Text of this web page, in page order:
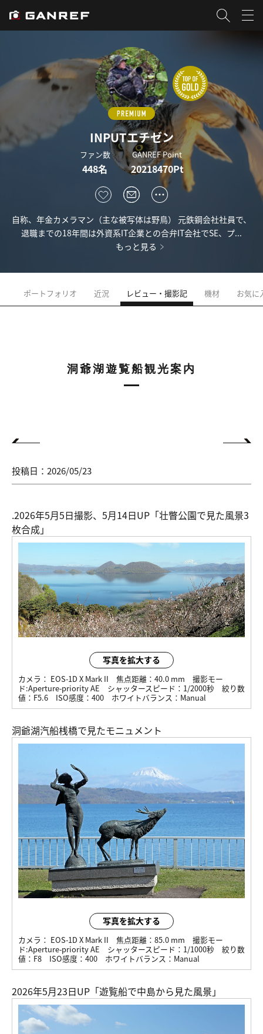
INPUTエチゼン
ファン数
448名
GANREF Point
20218470Pt
自称、年金カメラマン（主な被写体は野鳥） 元鉄鋼会社社員で、
退職までの18年間は外資系IT企業との合弁IT会社でSE、プ...
もっと見る
ポートフォリオ 近況 レビュー・撮影記 機材 お気に
洞爺湖遊覧船観光案内
投稿日：2026/05/23
.2026年5月5日撮影、5月14日UP「壮瞥公園で見た風景3
枚合成」
写真を拡大する
カメラ： EOS-1D X Mark II 焦点距離： 40.0 mm
撮影モー
ド:Aperture-priority AE シャッタースピード： 1/2000秒
絞り数
値： F5.6 ISO感度： 400 ホワイトバランス： Manual
洞爺湖汽船桟橋で見たモニュメント
写真を拡大する
カメラ： EOS-1D X Mark II 焦点距離： 85.0 mm
撮影モー
ド:Aperture-priority AE シャッタースピード： 1/1000秒
絞り数
値： F8 ISO感度： 400 ホワイトバランス： Manual
2026年5月23日UP「遊覧船で中島から見た風景」